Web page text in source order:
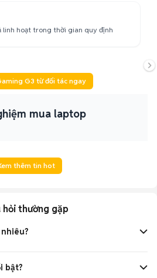
linh hoạt trong thời gian quy định
G3 từ đối tác ngay
mua laptop
thêm tin hot
hỏi thường gặp
bật?